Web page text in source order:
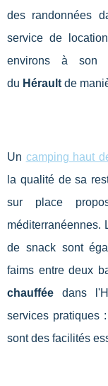
des randonnées
service de
environs à son
du Hérault de
Un camping haut
la qualité de sa
sur place
méditerranéennes.
de snack sont
faims entre deux
chauffée dans
services pratiques
sont des facilités